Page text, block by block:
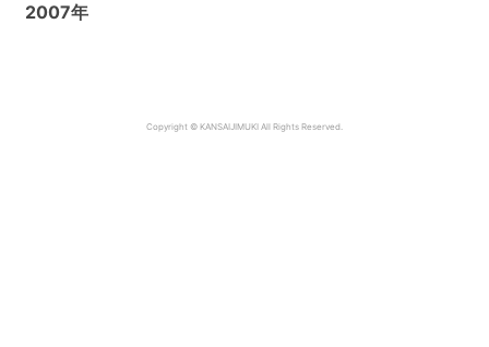
2007年
Copyright © KANSAIJIMUKI All Rights Reserved.